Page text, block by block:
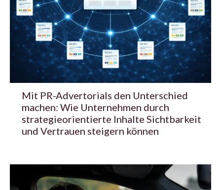
Mit PR-Advertorials den Unterschied
machen: Wie Unternehmen durch
strategieorientierte Inhalte Sichtbarkeit
und Vertrauen steigern können